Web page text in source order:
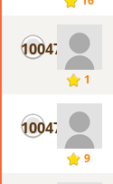
10047
1
10047
9